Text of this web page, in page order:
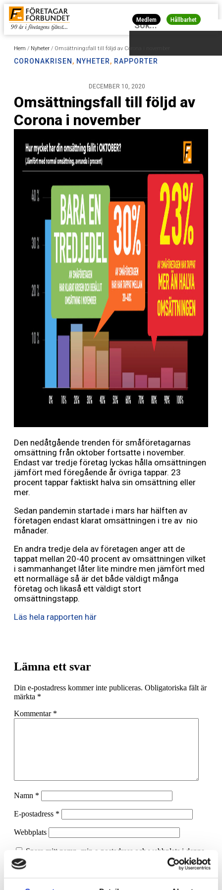
Medlem Hållbarhet
Hem / Nyheter / Omsättningsfall till följd av Corona i november
CORONAKRISEN , NYHETER, RAPPORTER
DECEMBER 10, 2020
Omsättningsfall till följd av
Corona i november
Den nedåtgående trenden för småföretagarnas
omsättning från oktober fortsatte i november.
Endast var tredje företag lyckas hålla omsättningen
jämfört med föregående år övriga tappar. 23
procent tappar faktiskt halva sin omsättning eller
mer.
Sedan pandemin startade i mars har hälften av
företagen endast klarat omsättningen i tre av nio
månader.
En andra tredje dela av företagen anger att de
tappat mellan 20-40 procent av omsättningen vilket
i sammanhanget låter lite mindre men jämfört med
ett normalläge så är det både väldigt många
företag och likaså ett väldigt stort
omsättningstapp.
Läs hela rapporten här
Lämna ett svar
Din e-postadress kommer inte publiceras. Obligatoriska fält är
märkta *
Kommentar *
Namn *
E-postadress *
Webbplats
Spara mitt namn, min e-postadress och webbplats i denna
webbläsare till nästa gång jag skriver en kommentar.